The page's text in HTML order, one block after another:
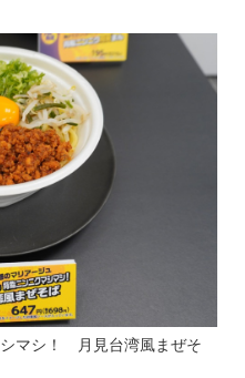
マシ！ 月見台湾風まぜそ